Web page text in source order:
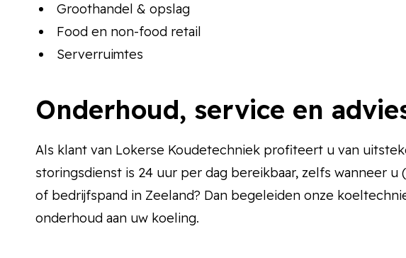
Groothandel & opslag
Food en non-food retail
Serverruimtes
Onderhoud, service en
Als klant van Lokerse Koudetechniek profiteert u van
storingsdienst is 24 uur per dag bereikbaar, zelfs wanneer
of bedrijfspand in Zeeland? Dan begeleiden onze
onderhoud aan uw koeling.